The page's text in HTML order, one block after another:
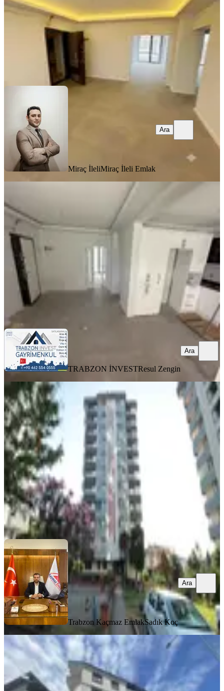
20.000 ₺
Miraç İleli Emlak
Miraç İleliMiraç İleli Emlak
Ara
Trabzon'da Kiralık 2+1 Daire
Ortahisar, 3 Nolu Erdoğdu Mahallesi
100 m² Bahçe katı 13.07.2026
20.000 ₺
TRABZON İNVEST Resul Zengin
Ara
TRABZON İNVESTResul Zengin
Ara
MANZARALI
Kaçmaz Emlak'tan Trabzon 3nolu
Erdoğdu Mah. 2+1 Kiralık Daire
Ortahisar, 3 Nolu Erdoğdu Mahallesi
2+1
100 m² ·Düz Giriş (Zemin) 11.07.2026
23.000 ₺
Trabzon Kaçmaz EmlakSadık Koç
Ara
Trabzon Kaçmaz EmlakSadık Koç
Ara
MANZARALI
3 Nolu Erdoğdu 'da Kiralık 2+1 Daire
Ortahisar, 3 Nolu Erdoğdu Mahallesi
2+1 ·120 m² 5. Kat·10.07.2026